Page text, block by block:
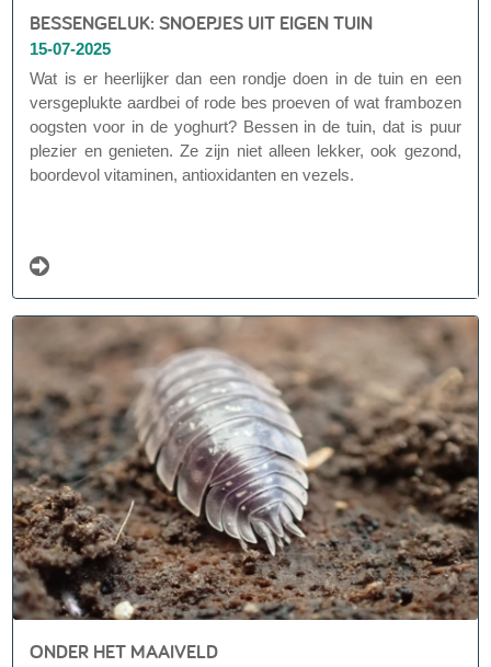
BESSENGELUK: SNOEPJES UIT EIGEN TUIN
15-07-2025
Wat is er heerlijker dan een rondje doen in de tuin en een
versgeplukte aardbei of rode bes proeven of wat frambozen
oogsten voor in de yoghurt? Bessen in de tuin, dat is puur
plezier en genieten. Ze zijn niet alleen lekker, ook gezond,
boordevol vitaminen, antioxidanten en vezels.
ONDER HET MAAIVELD